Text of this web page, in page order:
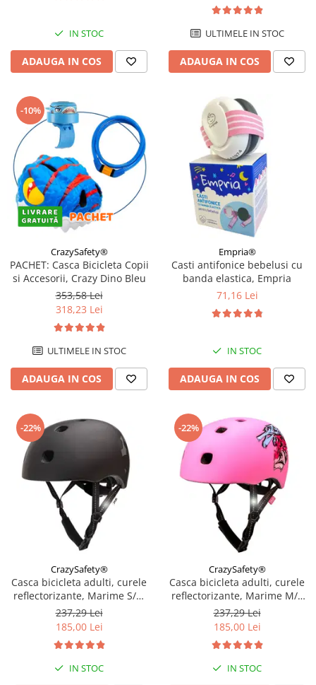
IN STOC
ADAUGA IN COS
ULTIMELE IN STOC
ADAUGA IN COS
-10%
CrazySafety®
PACHET: Casca Bicicleta Copii
si Accesorii, Crazy Dino Bleu
353,58 Lei
318,23 Lei
ULTIMELE IN STOC
ADAUGA IN COS
Empria®
Casti antifonice bebelusi cu
banda elastica, Empria
71,16 Lei
IN STOC
ADAUGA IN COS
-22%
CrazySafety®
Casca bicicleta adulti, curele
reflectorizante, Marime S/M
(52-56cm), model Ramp,
Diverse culori
237,29 Lei
185,00 Lei
IN STOC
-22%
CrazySafety®
Casca bicicleta adulti, curele
reflectorizante, Marime M/L
(54-60cm), model Ramp,
Grafitti Roz
237,29 Lei
185,00 Lei
IN STOC